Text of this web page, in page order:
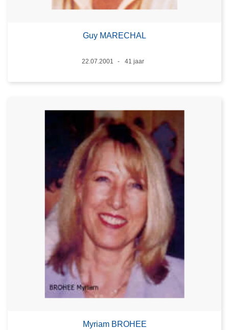
Guy MARECHAL
Datum
22.07.2001
41 jaar
Myriam BROHEE